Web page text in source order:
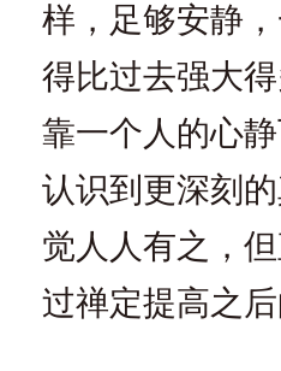
样，足够安静
得比过去强大
靠一个人的心
认识到更深刻
觉人人有之，
过禅定提高之